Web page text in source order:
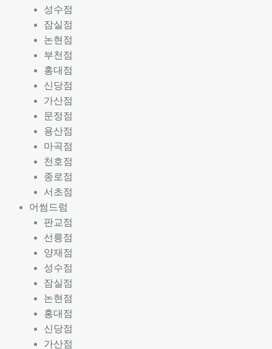
성수점
잠실점
논현점
부천점
홍대점
신당점
가산점
문정점
용산점
마곡점
천호점
종로점
서초점
어썸드럼
판교점
선릉점
양재점
성수점
잠실점
논현점
홍대점
신당점
가산점